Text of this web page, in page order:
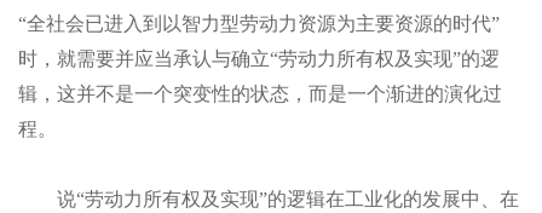
“全社会已进入到以智力型劳动力资源为主要资源的时代”
时，就需要并应当承认与确立“劳动力所有权及实现”的逻
辑 ，这并不是一个突变性的状态，而是一个渐进的演化过
程。
说“劳动力所有权及实现”的逻辑在工业化的发展中、在